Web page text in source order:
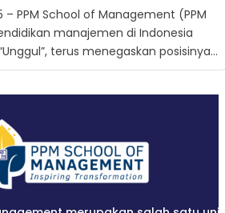
– PPM School of Management (PPM
manajemen di Indonesia
terus menegaskan posisinya